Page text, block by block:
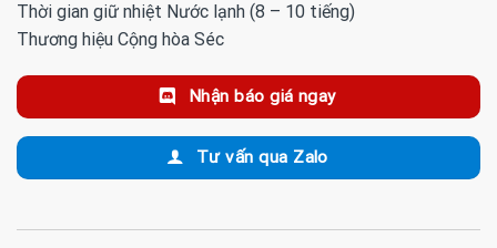
Thời gian giữ nhiệt Nước lạnh (8 – 10 tiếng)
Thương hiệu Cộng hòa Séc
Nhận báo giá ngay
Tư vấn qua Zalo